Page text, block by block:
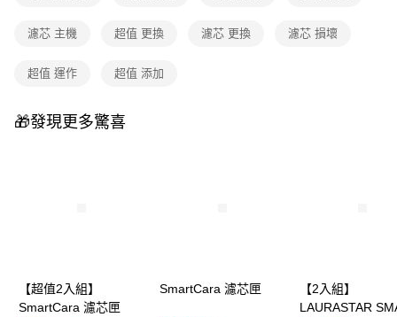
每筆NT$100，滿NT$999(含以上)免運費
免運費
濾芯 主機 超值 更換 濾芯 更換 濾芯 損壞
超值 運作 超值 添加
🎁發現更多驚喜
【超值2入組】
SmartCara 濾芯匣
SmartCara 濾芯匣
【2入組】
LAURASTAR